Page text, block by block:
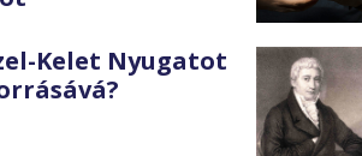
Kelet Nyugatot